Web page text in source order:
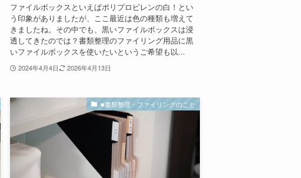
ファイルボックスといえばポリプロピレンの白！とい
う印象がありましたが、ここ最近は色の種類も増えて
きましたね。その中でも、黒いファイルボックスは浸
透してきたのでは？書類整理のファイリング用品に黒
いファイルボックスを使いたいというご希望も以...
2024年4月4日 2026年4月13日
■書類整理・ファイリングのこと